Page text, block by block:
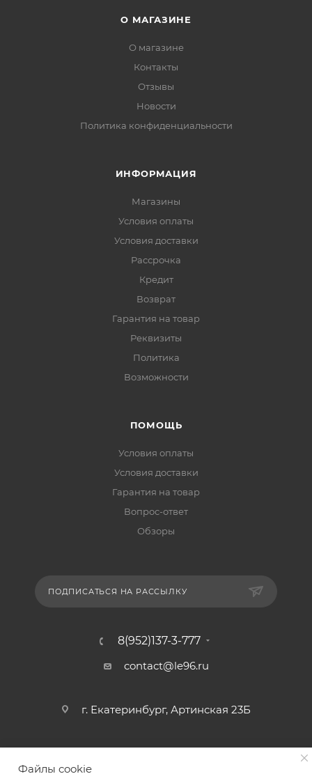
О МАГАЗИНЕ
О магазине
Контакты
Отзывы
Новости
Политика конфиденциальности
ИНФОРМАЦИЯ
Магазины
Условия оплаты
Условия доставки
Рассрочка
Кредит
Возврат
Гарантия на товар
Реквизиты
Политика
Возможности
ПОМОЩЬ
Условия оплаты
Условия доставки
Гарантия на товар
Вопрос-ответ
Обзоры
ПОДПИСАТЬСЯ НА РАССЫЛКУ
8(952)137-3-777
contact@le96.ru
г. Екатеринбург, Артинская 23Б
Файлы cookie